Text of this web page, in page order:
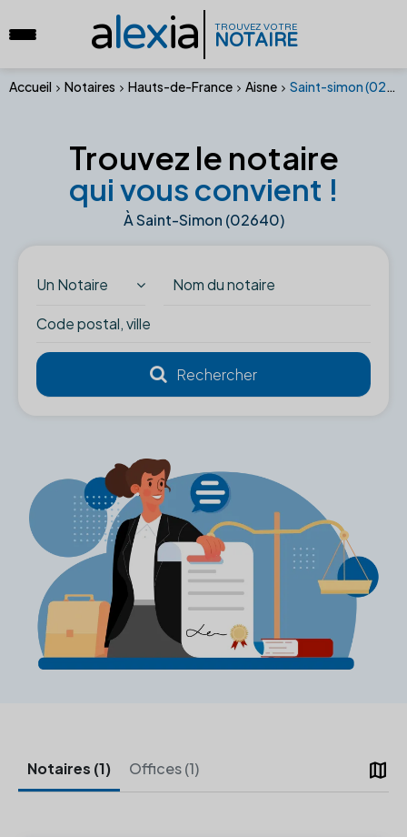
alexia TROUVEZ VOTRE
NOTAIRE
Accueil Notaires Hauts-de-France Aisne Saint-simon (02640)
Trouvez le notaire
qui vous convient !
À Saint-Simon (02640)
Un Notaire
map
Notaires (1) Offices (1)